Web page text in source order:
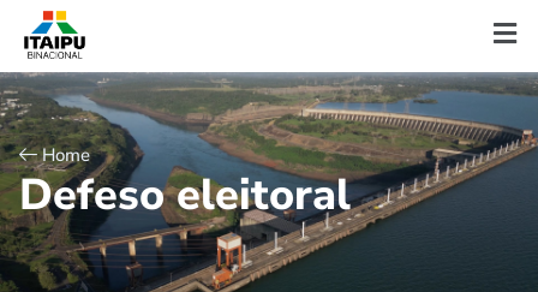
Home
Defeso eleitoral